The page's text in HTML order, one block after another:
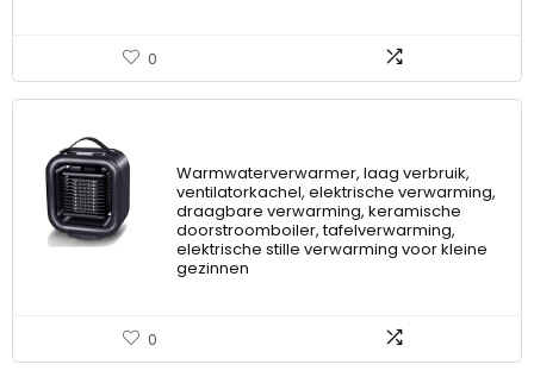
0
Warmwaterverwarmer, laag verbruik,
ventilatorkachel, elektrische verwarming,
draagbare verwarming, keramische
doorstroomboiler, tafelverwarming,
elektrische stille verwarming voor kleine
gezinnen
0